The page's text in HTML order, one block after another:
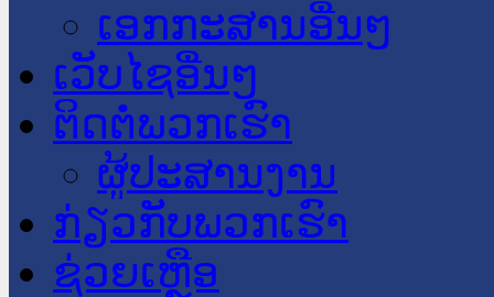
ເອກກະສານອື່ນໆ
ເວັບໄຊອື່ນໆ
ຕິດຕໍ່ພວກເຮົາ
ຜູ້ປະສານງານ
ກ່ຽວກັບພວກເຮົາ
ຊ່ວຍເຫຼືອ